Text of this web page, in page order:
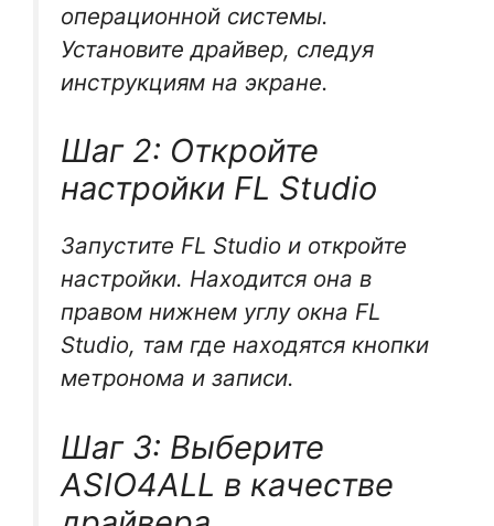
операционной системы.
Установите драйвер, следуя
инструкциям на экране.
Шаг 2: Откройте
настройки FL Studio
Запустите FL Studio и откройте
настройки. Находится она в
правом нижнем углу окна FL
Studio, там где находятся кнопки
метронома и записи.
Шаг 3: Выберите
ASIO4ALL в качестве